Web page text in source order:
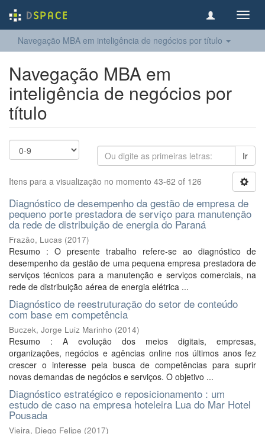
Navegação MBA em inteligência de negócios por título
Navegação MBA em
inteligência de negócios por
título
Ir
Itens para a visualização no momento 43-62 of 126
Diagnóstico de desempenho da gestão de empresa de
pequeno porte prestadora de serviço para manutenção
da rede de distribuição de energia do Paraná
Frazão, Lucas (2017)
Resumo : O presente trabalho refere-se ao diagnóstico de
desempenho da gestão de uma pequena empresa prestadora de
serviços técnicos para a manutenção e serviços comerciais, na
rede de distribuição aérea de energia elétrica ...
Diagnóstico de reestruturação do setor de conteúdo
com base em competência
Buczek, Jorge Luiz Marinho (2014)
Resumo : A evolução dos meios digitais, empresas,
organizações, negócios e agências online nos últimos anos fez
crescer o interesse pela busca de competências para suprir
novas demandas de negócios e serviços. O objetivo ...
Diagnóstico estratégico e reposicionamento : um
estudo de caso na empresa hoteleira Lua do Mar Hotel
Pousada
Vieira, Diego Felipe (2017)